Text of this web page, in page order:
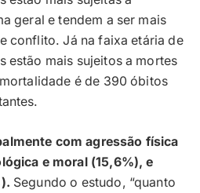
geral e tendem a ser mais
conflito. Já na faixa etária de
estão mais sujeitos a mortes
é de 390 óbitos
com agressão física
e moral (15,6%), e
Segundo o estudo, “quanto